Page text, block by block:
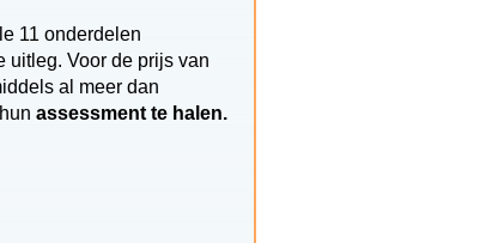
11 onderdelen
uitleg. Voor de prijs van
al meer dan
assessment te halen.